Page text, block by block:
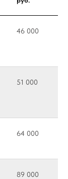
46 000
51 000
64 000
89 000